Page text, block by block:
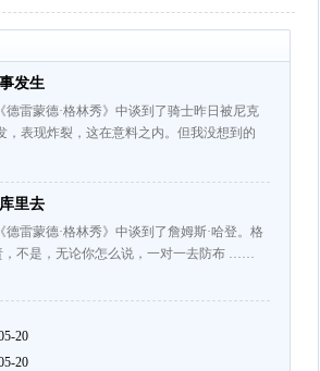
发生
雷蒙德·格林秀》中谈到了骑士昨日被尼克
表现炸裂，这在意料之内。但我没想到的
里去
雷蒙德·格林秀》中谈到了詹姆斯·哈登。格
，不是，无论你怎么说，一对一去防布 ……
20
20